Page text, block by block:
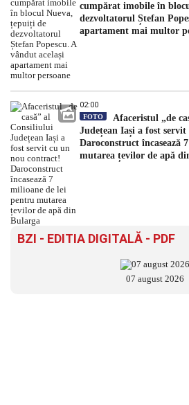
cumpărat imobile în
dezvoltatorul Ștefan
apartament mai multor
02:00
FOTO
Afaceristul „de
Județean Iași a fost
Daroconstruct încasează
mutarea țevilor de apă
BZI - EDITIA DIGITALĂ - PDF
07 august 2026